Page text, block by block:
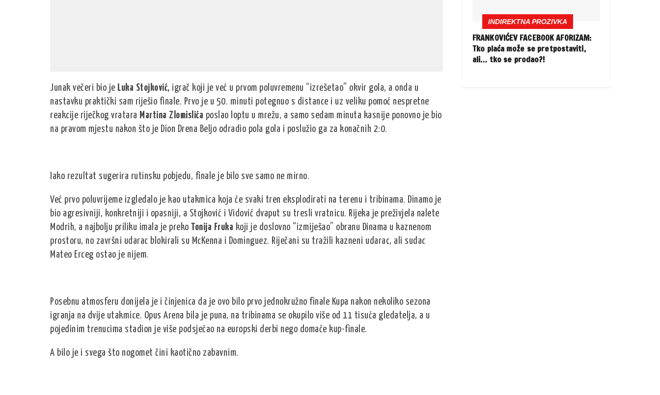
Junak večeri bio je Luka Stojković, igrač koji je već u prvom poluvremenu “izrešetao” okvir gola, a onda u
nastavku praktički sam riješio finale. Prvo je u 50. minuti potegnuo s distance i uz veliku pomoć nespretne
reakcije riječkog vratara Martina Zlomislića poslao loptu u mrežu, a samo sedam minuta kasnije ponovno je bio
na pravom mjestu nakon što je Dion Drena Beljo odradio pola gola i poslužio ga za konačnih 2:0.
Iako rezultat sugerira rutinsku pobjedu, finale je bilo sve samo ne mirno.
Već prvo poluvrijeme izgledalo je kao utakmica koja će svaki tren eksplodirati na terenu i tribinama. Dinamo je
bio agresivniji, konkretniji i opasniji, a Stojković i Vidović dvaput su tresli vratnicu. Rijeka je preživjela nalete
Modrih, a najbolju priliku imala je preko
Tonija Fruka koji je doslovno “izmiješao” obranu Dinama u kaznenom
prostoru, no završni udarac blokirali su McKenna i Dominguez. Riječani su tražili kazneni udarac, ali sudac
Mateo Erceg ostao je nijem.
Posebnu atmosferu donijela je i činjenica da je ovo bilo prvo jednokružno finale Kupa nakon nekoliko sezona
igranja na dvije utakmice. Opus Arena bila je puna, na tribinama se okupilo više od 11 tisuća gledatelja, a u
pojedinim trenucima stadion je više podsjećao na europski derbi nego domaće kup-finale.
A bilo je i svega što nogomet čini kaotično zabavnim.
INDIREKTNA PROZIVKA
FRANKOVIĆEV FACEBOOK AFORIZAM:
Tko plaća može se pretpostaviti,
ali… tko se prodao?!